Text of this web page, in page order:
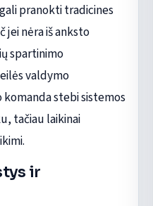
pranokti tradicines
jei nėra iš anksto
spartinimo
valdymo
stebi sistemos
tačiau laikinai
ir